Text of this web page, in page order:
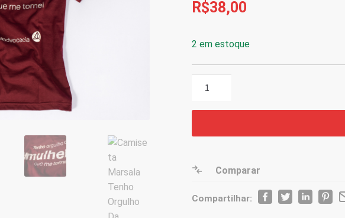
R$38,00
2 em estoque
Tenho
Da
Que
Tornei
Comparar
Compartilhar: